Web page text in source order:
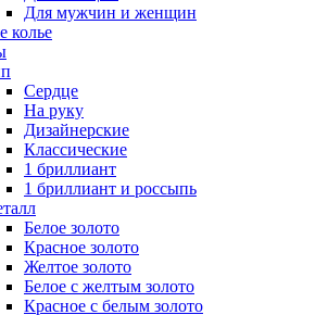
Для мужчин и женщин
колье
Сердце
На руку
Дизайнерские
Классические
1 бриллиант
1 бриллиант и россыпь
Белое золото
Красное золото
Желтое золото
Белое с желтым золото
Красное с белым золото